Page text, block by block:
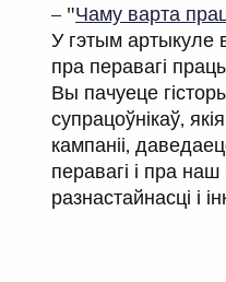
– "Чаму варта
У гэтым
пра перавагі
Вы пачуеце
супрацоўнікаў,
кампаніі,
перавагі і пра
разнастайнасці і